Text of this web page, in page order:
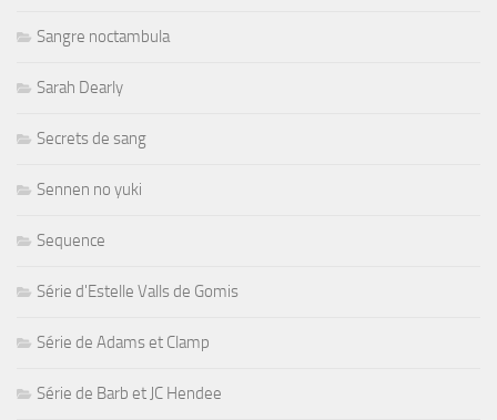
Sangre noctambula
Sarah Dearly
Secrets de sang
Sennen no yuki
Sequence
Série d'Estelle Valls de Gomis
Série de Adams et Clamp
Série de Barb et JC Hendee